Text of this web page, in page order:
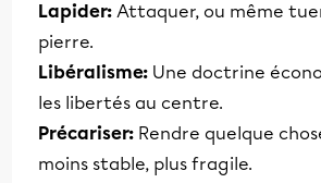
Lapider: Attaquer, ou même
pierre.
Libéralisme: Une doctrine
les libertés au centre.
Précariser: Rendre quelque
moins stable, plus fragile.